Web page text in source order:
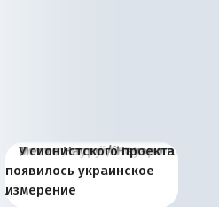
Киевская марионетка
Запада рассказала о
«переобувании» хозяев
В России назрели
перемены: 15 шагов к
суверенной экономике
Миграционный пожар
Европы
Россия начинает
сбрасывать балласт
Анкориджа
Россия зимой 1904
года: первые уступки во
внутренней политике
Русская нация вчера и
сегодня
Почему правый крах в
Варшаве не поможет её
отношениям с Россией?
Место Науру / Науэро в
современной истории
Южной Осетии
У сионистского проекта
появилось украинское
измерение